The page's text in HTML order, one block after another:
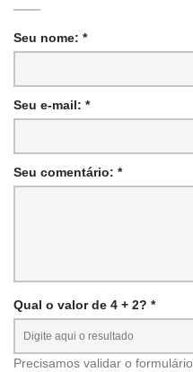
Seu nome: *
Seu e-mail: *
Seu comentário: *
Qual o valor de 4 + 2? *
Precisamos validar o formulário.